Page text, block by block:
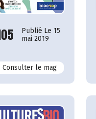
Publié Le 15
mai 2019
Consulter le magN°105